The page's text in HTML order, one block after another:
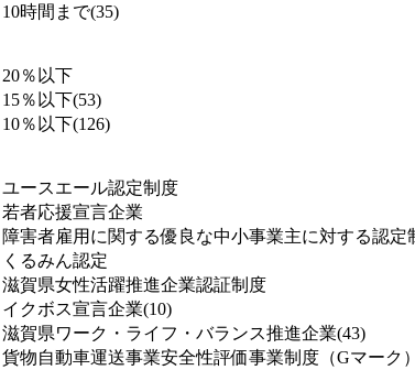
10時間まで(35)
20％以下
15％以下(53)
10％以下(126)
ユースエール認定制度
若者応援宣言企業
障害者雇用に関する優良な中小事業主に対する認
くるみん認定
滋賀県女性活躍推進企業認証制度
イクボス宣言企業(10)
滋賀県ワーク・ライフ・バランス推進企業(43)
貨物自動車運送事業安全性評価事業制度（Gマーク